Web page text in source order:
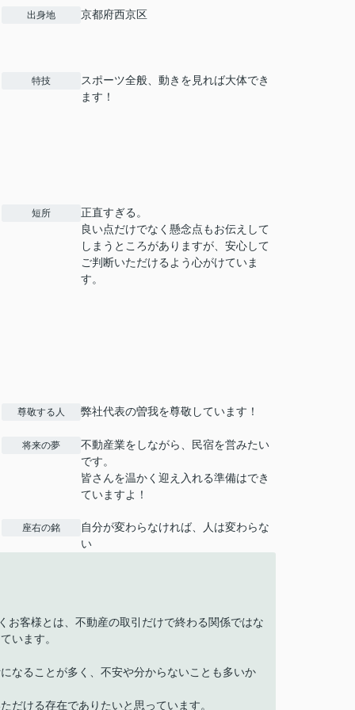
出身地 京都府西京区
特技
スポーツ全般、動きを見れば大体でき
ます！
短所
正直すぎる。
良い点だけでなく懸念点もお伝えして
しまうところがありますが、安心して
ご判断いただけるよう心がけていま
す。
尊敬する人 弊社代表の曽我を尊敬しています！
将来の夢
不動産業をしながら、民宿を営みたい
です。
皆さんを温かく迎え入れる準備はでき
ていますよ！
座右の銘
自分が変わらなければ、人は変わらな
い
お客様とは、不動産の取引だけで終わる関係ではな
います。
なることが多く、不安や分からないことも多いか
だける存在でありたいと思っています。